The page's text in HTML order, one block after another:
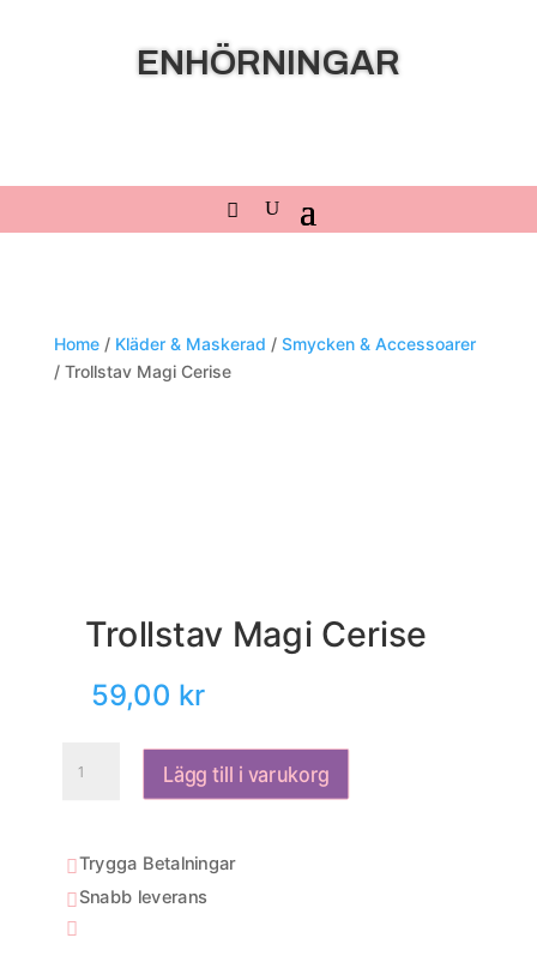
ENHÖRNINGAR
Home/ Kläder & Maskerad / Smycken & Accessoarer
/ Trollstav Magi Cerise
Trollstav Magi Cerise
59,00 kr
Magi
Lägg till i varukorg
Trygga Betalningar
Snabb leverans
